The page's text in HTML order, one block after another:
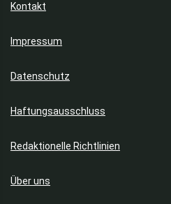
Kontakt
Impressum
Datenschutz
Haftungsausschluss
Redaktionelle Richtlinien
Über uns